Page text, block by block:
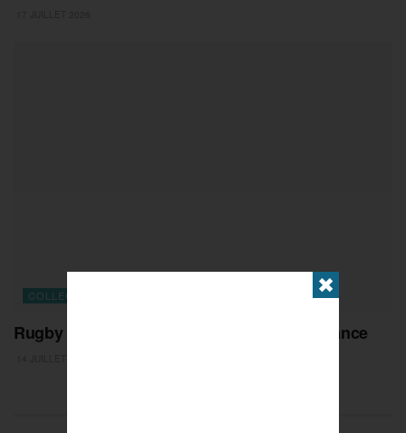
COLLECTIFS
Rugby à 7 : l’avenir appartient (déjà) à la France
✖